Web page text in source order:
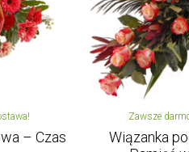
– Czas
Zawsze
Wiązanka